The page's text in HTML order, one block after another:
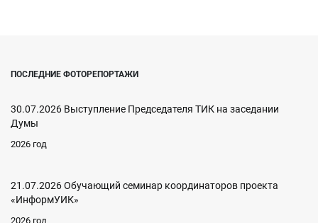
ПОСЛЕДНИЕ ФОТОРЕПОРТАЖИ
30.07.2026 Выступление Председателя ТИК на заседании
Думы
2026 год
21.07.2026 Обучающий семинар координаторов проекта
«ИнформУИК»
2026 год